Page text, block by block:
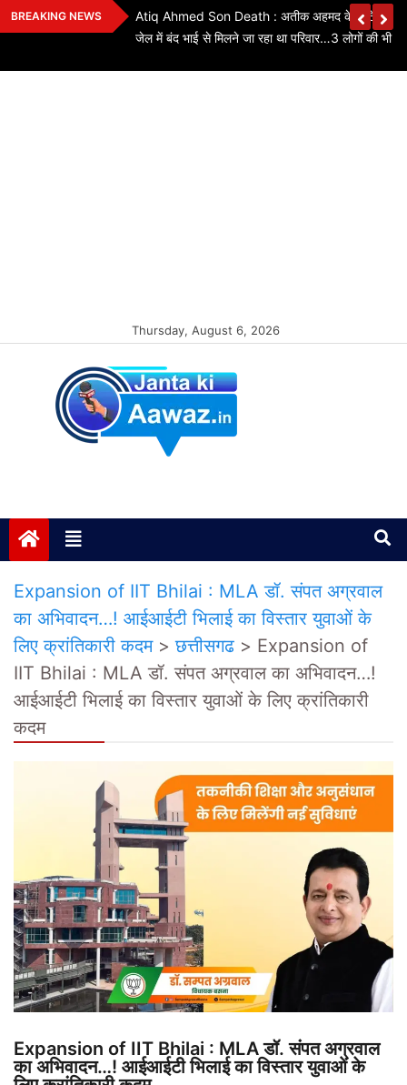
Skip
to
BREAKING NEWS
के लिए बड़ी
पद बढ़े…यहां
Atiq Ahmed Son Death : अतीक अहमद के छोटे बेटे
जेल में बंद भाई से मिलने जा रहा था परिवार…3 लोगों की भी
Thursday, August 6, 2026
Expansion of IIT Bhilai : MLA डॉ. संपत अग्रवाल
का अभिवादन…! आईआईटी भिलाई का विस्तार युवाओं के
लिए क्रांतिकारी कदम>छत्तीसगढ > Expansion of
IIT Bhilai : MLA डॉ. संपत अग्रवाल का अभिवादन…!
आईआईटी भिलाई का विस्तार युवाओं के लिए क्रांतिकारी
कदम
Expansion of IIT Bhilai : MLA डॉ. संपत अग्रवाल
का अभिवादन…! आईआईटी भिलाई का विस्तार युवाओं के